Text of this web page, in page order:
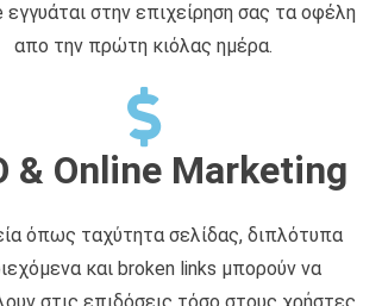
στην επιχείρηση σας τα οφέλη
απο την πρώτη κιόλας ημέρα.
& Online Marketing
όπως ταχύτητα σελίδας, διπλότυπα
και broken links μπορούν να